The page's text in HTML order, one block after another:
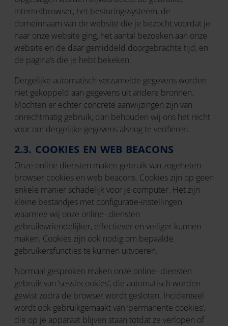
internetbrowser, het besturingssysteem, de
domeinnaam van de website die je bezocht voordat je
naar onze website ging, het aantal bezoeken aan onze
website en de daar gemiddeld doorgebrachte tijd, en
de pagina’s die je hebt bekeken.
Dergelijke automatisch verzamelde gegevens worden
niet gekoppeld aan gegevens uit andere bronnen.
Mochten er echter concrete aanwijzingen zijn van
onrechtmatig gebruik, dan behouden wij ons het recht
voor om dergelijke gegevens alsnog te verifiëren.
2.3. COOKIES EN WEB BEACONS
Onze online diensten maken gebruik van zogeheten
browser cookies en web beacons. Cookies zijn op geen
enkele manier schadelijk voor je computer. Het zijn
kleine bestandjes met configuratie-instellingen
waarmee wij onze online- diensten
gebruiksvriendelijker, effectiever en veiliger kunnen
maken. Cookies zijn ook nodig om bepaalde
gebruikersfuncties te kunnen uitvoeren.
Normaal gesproken maken onze online- diensten
gebruik van ‘sessiecookies’, die automatisch worden
gewist zodra de browser wordt gesloten. Incidenteel
wordt ook gebruikgemaakt van ‘permanente cookies’,
die op je apparaat blijven staan totdat ze verlopen of